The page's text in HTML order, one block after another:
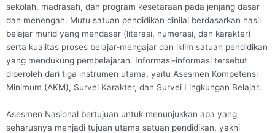
sekolah, madrasah, dan program kesetaraan pada jenjang dasar
dan menengah. Mutu satuan pendidikan dinilai berdasarkan hasil
belajar murid yang mendasar (literasi, numerasi, dan karakter)
serta kualitas proses belajar-mengajar dan iklim satuan pendidikan
yang mendukung pembelajaran. Informasi-informasi tersebut
diperoleh dari tiga instrumen utama, yaitu Asesmen Kompetensi
Minimum (AKM), Survei Karakter, dan Survei Lingkungan Belajar.
Asesmen Nasional bertujuan untuk menunjukkan apa yang
seharusnya menjadi tujuan utama satuan pendidikan, yakni